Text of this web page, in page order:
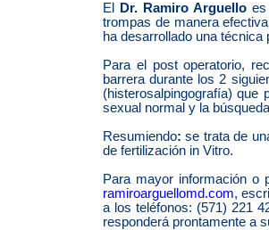
El
Dr. Ramiro Arguello es
trompas de manera
ha desarrollado una
Para el post operatorio,
barrera durante los 2
(histerosalpingografía)
sexual normal y la
Resumiendo: se trata de
de fertilización in Vitro.
Para mayor información o
ramiroarguellomd.com,
a los teléfonos: (571) 221
responderá prontamente a